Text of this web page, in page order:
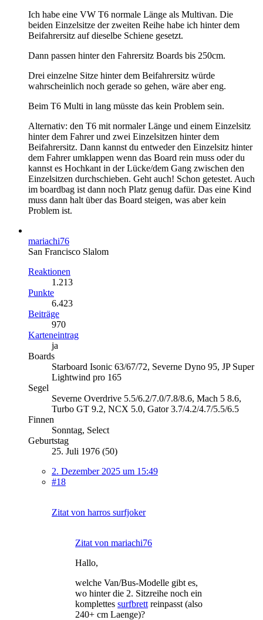
Ich habe eine VW T6 normale Länge als Multivan. Die
beiden Einzelsitze der zweiten Reihe habe ich hinter dem
Beifahrersitz auf dieselbe Schiene gesetzt.
Dann passen hinter den Fahrersitz Boards bis 250cm.
Drei einzelne Sitze hinter dem Beifahrersitz würde
wahrscheinlich noch gerade so gehen, wäre aber eng.
Beim T6 Multi in lang müsste das kein Problem sein.
Alternativ: den T6 mit normaler Länge und einem Einzelsitz
hinter dem Fahrer und zwei Einzelsitzen hinter dem
Beifahrersitz. Dann kannst du entweder den Einzelsitz hinter
dem Fahrer umklappen wenn das Board rein muss oder du
kannst es Hochkant in der Lücke/dem Gang zwischen den
Einzelsitzen durchschieben. Geht auch! Schon getestet. Auch
im boardbag ist dann noch Platz genug dafür. Das eine Kind
muss dann halt über das Board steigen, was aber kein
Problem ist.
mariachi76
San Francisco Slalom
Reaktionen
1.213
Punkte
6.423
Beiträge
970
Karteneintrag
ja
Boards
Starboard Isonic 63/67/72, Severne Dyno 95, JP Super
Lightwind pro 165
Segel
Severne Overdrive 5.5/6.2/7.0/7.8/8.6, Mach 5 8.6,
Turbo GT 9.2, NCX 5.0, Gator 3.7/4.2/4.7/5.5/6.5
Finnen
Sonntag, Select
Geburtstag
25. Juli 1976 (50)
2. Dezember 2025 um 15:49
#18
Zitat von harros surfjoker
Zitat von mariachi76
Hallo,
welche Van/Bus-Modelle gibt es,
wo hinter die 2. Sitzreihe noch ein
komplettes surfbrett reinpasst (also
240+ cm Laenge)?